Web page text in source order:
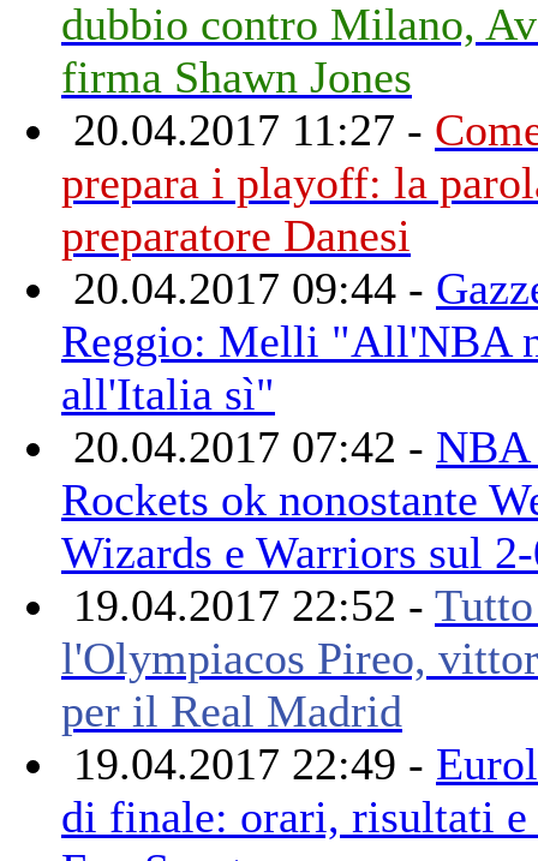
dubbio contro Milano,
firma Shawn Jones
20.04.2017 11:27 -
prepara i playoff: la
preparatore Danesi
20.04.2017 09:44 -
Reggio: Melli "All'NBA
all'Italia sì"
20.04.2017 07:42 -
Rockets ok nonostante
Wizards e Warriors sul
19.04.2017 22:52 -
l'Olympiacos Pireo,
per il Real Madrid
19.04.2017 22:49 -
di finale: orari, risultati